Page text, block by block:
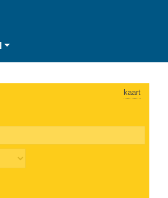
kaart